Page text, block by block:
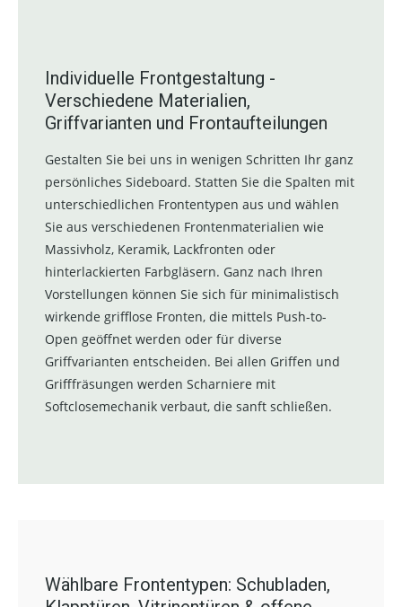
Individuelle Frontgestaltung -
Verschiedene Materialien,
Griffvarianten und Frontaufteilungen
Gestalten Sie bei uns in wenigen Schritten Ihr ganz
persönliches Sideboard. Statten Sie die Spalten mit
unterschiedlichen Frontentypen aus und wählen
Sie aus verschiedenen Frontenmaterialien wie
Massivholz, Keramik, Lackfronten oder
hinterlackierten Farbgläsern. Ganz nach Ihren
Vorstellungen können Sie sich für minimalistisch
wirkende grifflose Fronten, die mittels Push-to-
Open geöffnet werden oder für diverse
Griffvarianten entscheiden. Bei allen Griffen und
Grifffräsungen werden Scharniere mit
Softclosemechanik verbaut, die sanft schließen.
Wählbare Frontentypen: Schubladen,